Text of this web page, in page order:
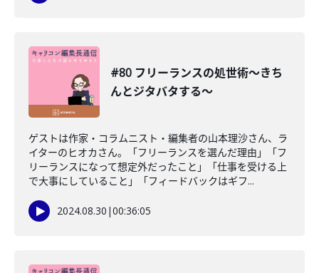
#80 フリーランスの処世術〜きち
んとジタバタする〜
ゲストは作家・コラムニスト・編集者の山本理沙さん、ラ
イターのヒオカさん。「フリーランスを選んだ理由」「フ
リーランスになって想定外だったこと」「仕事を受ける上
で大事にしていること」「フィードバックはギフ...
2024.08.30 |00:36:05